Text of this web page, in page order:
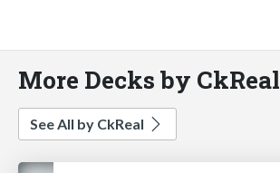
More Decks by CkReal
See All by CkReal